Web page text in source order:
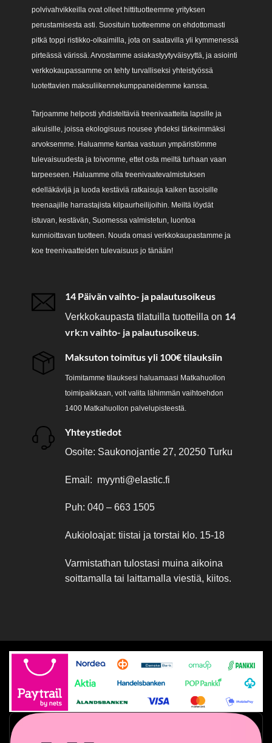
polvivahvikkeilla ovat olleet hittituotteemme yrityksen
perustamisesta asti. Suosituin tuotteemme on ehdottomasti
pitkä toppi ristikko-olkaimilla, jota on saatavilla yli kymmenessä
pirteässä värissä. Arvostamme asiakastyytyväisyyttä, ja asiointi
verkkokaupassamme on tehty turvalliseksi yhteistyössä
luotettavien maksuliikennekumppaneidemme kanssa.
Tarjoamme helposti yhdisteltäviä treenivaatteita lapsille ja
aikuisille, joissa ekologisuus nousee yhdeksi tärkeimmäksi
arvoksemme. Haluamme kantaa vastuun ympäristömme
tulevaisuudesta ja toivomme, ettet osta meiltä turhaan vaan
tarpeeseen. Haluamme olla treenivaatevalmistuksen
edelläkävijä ja luoda kestäviä ratkaisuja kaiken tasoisille
treenaajille harrastajista kilpaurheilijoihin. Meiltä löydät
istuvan, kestävän, Suomessa valmistetun, luontoa
kunnioittavan tuotteen. Nouda omasi verkkokaupastamme ja
koe treenivaatteiden tulevaisuus jo tänään!
14 Päivän vaihto- ja palautusoikeus
Verkkokaupasta tilatuilla tuotteilla on 14
vrk:n vaihto- ja palautusoikeus.
Maksuton toimitus yli 100€ tilauksiin
Toimitamme tilauksesi haluamaasi Matkahuollon
toimipaikkaan, voit valita lähimmän vaihtoehdon
1400 Matkahuollon palvelupisteestä.
Yhteystiedot
Osoite: Saukonojantie 27, 20250 Turku
Email: myynti@elastic.fi
Puh: 040 – 663 1505
Aukioloajat: tiistai ja torstai klo. 15-18
Varmistathan tulostasi muina aikoina
soittamalla tai laittamalla viestiä, kiitos.